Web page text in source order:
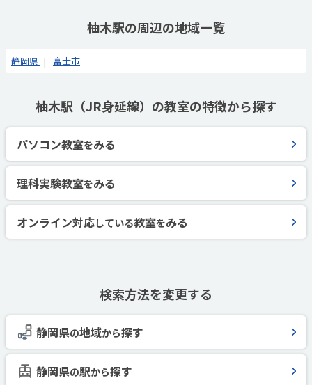
柚木駅の周辺の地域一覧
静岡県 富士市
柚木駅（JR身延線）の教室の特徴から探す
パソコン教室をみる
理科実験教室をみる
オンライン対応している教室をみる
検索方法を変更する
静岡県の地域から探す
静岡県の駅から探す